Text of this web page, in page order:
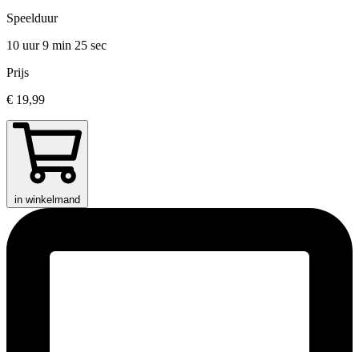
Speelduur
10 uur 9 min 25 sec
Prijs
€ 19,99
in winkelmand